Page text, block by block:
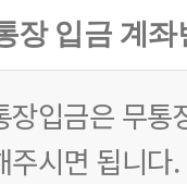
장 입금 계좌
장입금은 무통
주시면 됩니다.